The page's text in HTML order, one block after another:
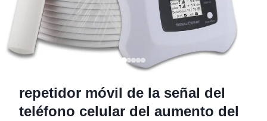
repetidor móvil de la señal del
teléfono celular del aumento del